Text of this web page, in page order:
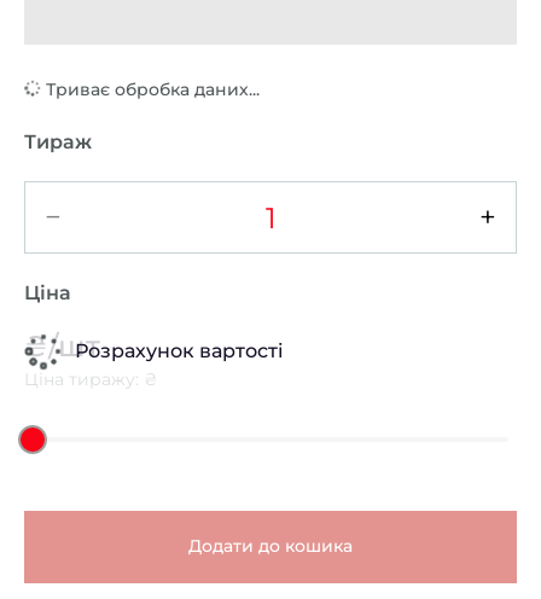
Триває обробка даних...
Тираж
− +
Ціна
Розрахунок вартості
₴/шт
Ціна тиражу: ₴
Додати до кошика